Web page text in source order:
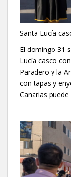
Santa Lucía
El domingo 31
Lucía casco
Paradero y la
con tapas y
Canarias